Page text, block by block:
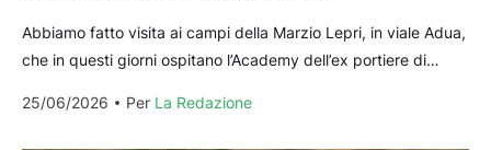
Abbiamo fatto visita ai campi della Marzio Lepri, in viale Adua,
che in questi giorni ospitano l’Academy dell’ex portiere di
25/06/2026
Per La Redazione